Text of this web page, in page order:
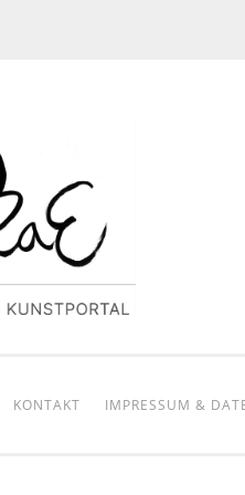
KONTAKT IMPRESSUM &